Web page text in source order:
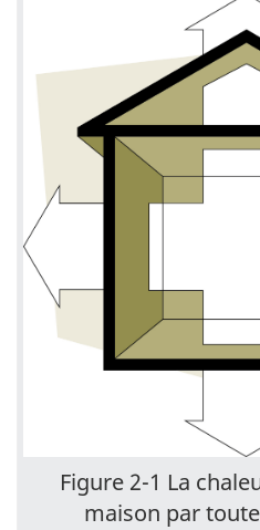
Figure 2-1 La
maison par